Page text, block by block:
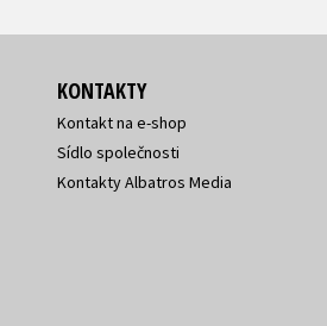
KONTAKTY
Kontakt na e-shop
Sídlo společnosti
Kontakty Albatros Media